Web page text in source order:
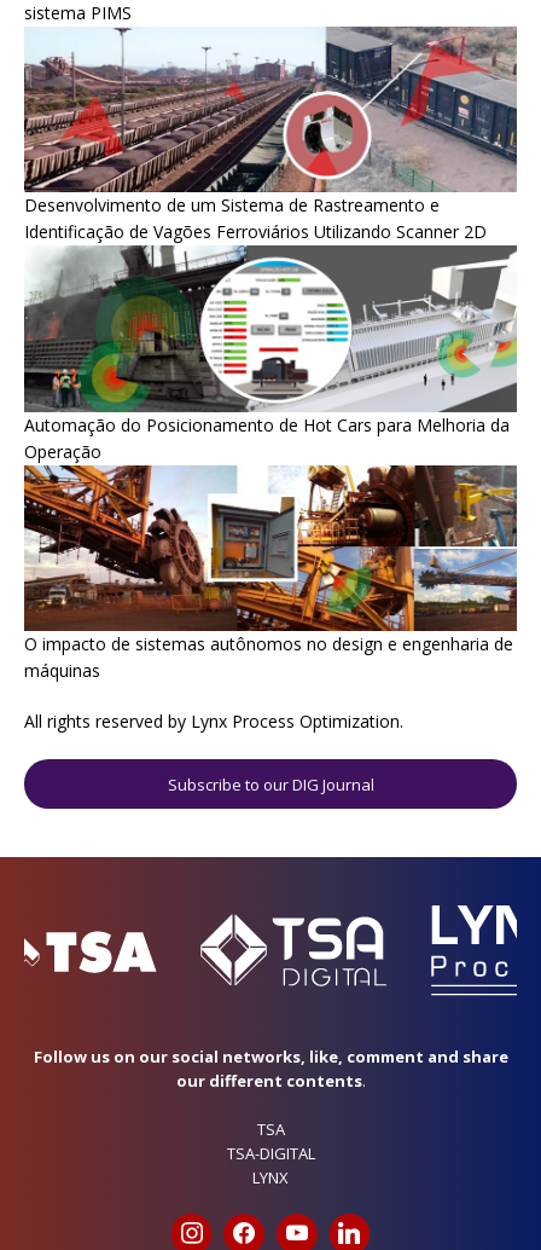
sistema PIMS
Desenvolvimento de um Sistema de Rastreamento e
Identificação de Vagões Ferroviários Utilizando Scanner 2D
Automação do Posicionamento de Hot Cars para Melhoria da
Operação
O impacto de sistemas autônomos no design e engenharia de
máquinas
All rights reserved by Lynx Process Optimization.
Subscribe to our DIG Journal
Follow us on our social networks, like, comment and share
our different contents.
TSA
TSA-DIGITAL
LYNX